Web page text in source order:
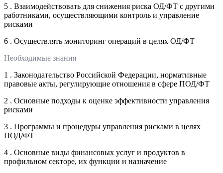
5 . Взаимодействовать для снижения риска ОД/ФТ с другими
работниками, осуществляющими контроль и управление
рисками
6 . Осуществлять мониторинг операций в целях ОД/ФТ
Необходимые знания
1 . Законодательство Российской Федерации, нормативные
правовые акты, регулирующие отношения в сфере ПОД/ФТ
2 . Основные подходы к оценке эффективности управления
рисками
3 . Программы и процедуры управления рисками в целях
ПОД/ФТ
4 . Основные виды финансовых услуг и продуктов в
профильном секторе, их функции и назначение